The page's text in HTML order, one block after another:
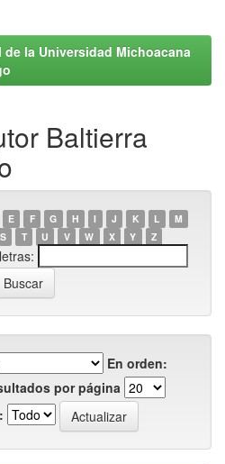
la Universidad Michoacana
Baltierra
E F G H I J K L
M
S T U V W X Y Z
En orden:
por página